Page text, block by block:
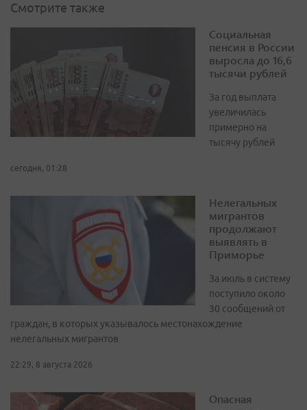
Смотрите также
Социальная
пенсия в России
выросла до 16,6
тысячи рублей
За год выплата
увеличилась
примерно на
тысячу рублей
сегодня, 01:28
Нелегальных
мигрантов
продолжают
выявлять в
Приморье
За июль в систему
поступило около
30 сообщений от
граждан, в которых указывалось местонахождение
нелегальных мигрантов
22:29, 8 августа 2026
Опасная